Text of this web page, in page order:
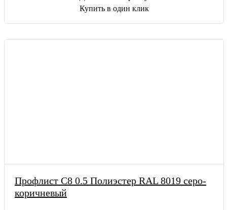
Купить в один клик
Профлист С8 0.5 Полиэстер RAL 8019 серо-
коричневый